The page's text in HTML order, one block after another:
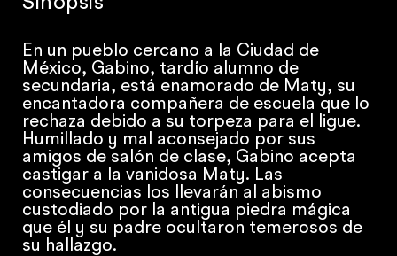
En un pueblo cercano a la Ciudad de
México, Gabino, tardío alumno de
secundaria, está enamorado de Maty, su
encantadora compañera de escuela que lo
rechaza debido a su torpeza para el ligue.
Humillado y mal aconsejado por sus
amigos de salón de clase, Gabino acepta
castigar a la vanidosa Maty. Las
consecuencias los llevarán al abismo
custodiado por la antigua piedra mágica
que él y su padre ocultaron temerosos de
su hallazgo.